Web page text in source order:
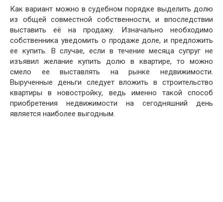
Как вариант можно в судебном порядке выделить долю
из общей совместной собственности, и впоследствии
выставить её на продажу. Изначально необходимо
собственника уведомить о продаже доле, и предложить
ее купить. В случае, если в течение месяца супруг не
изъявил желание купить долю в квартире, то можно
смело ее выставлять на рынке недвижимости.
Вырученные деньги следует вложить в строительство
квартиры в новостройку, ведь именно такой способ
приобретения недвижимости на сегодняшний день
является наиболее выгодным.